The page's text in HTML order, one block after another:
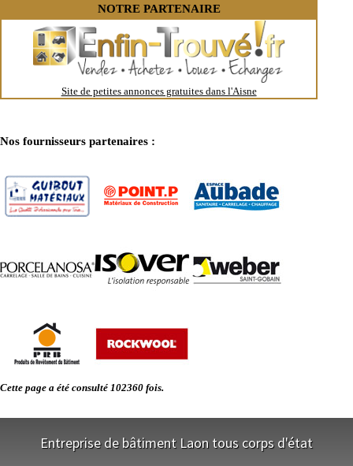
NOTRE PARTENAIRE
Site de petites annonces gratuites dans l'Aisne
Nos fournisseurs partenaires :
Cette page a été consulté 102360 fois.
Entreprise de bâtiment Laon tous corps d'état